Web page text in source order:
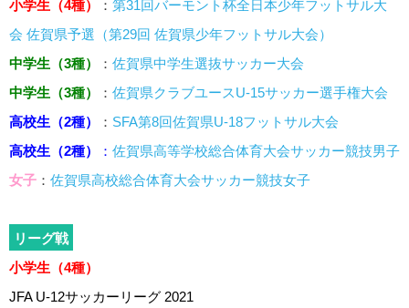
小学生（4種） ： 第31回バーモント杯全日本少年フットサル大
会 佐賀県予選（第29回 佐賀県少年フットサル大会）
中学生（3種）
： 佐賀県中学生選抜サッカー大会
中学生（3種）
： 佐賀県クラブユースU-15サッカー選手権大会
高校生（2種）
： SFA第8回佐賀県U-18フットサル大会
高校生（2種）
： 佐賀県高等学校総合体育大会サッカー競技男子
女子 ： 佐賀県高校総合体育大会サッカー競技女子
リーグ戦
小学生（4種）
JFA U-12サッカーリーグ 2021